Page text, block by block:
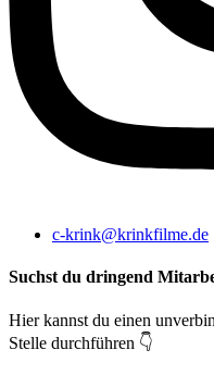
c-krink@krinkfilme.de
Suchst du dringend
Hier kannst du einen
Stelle durchführen 👇